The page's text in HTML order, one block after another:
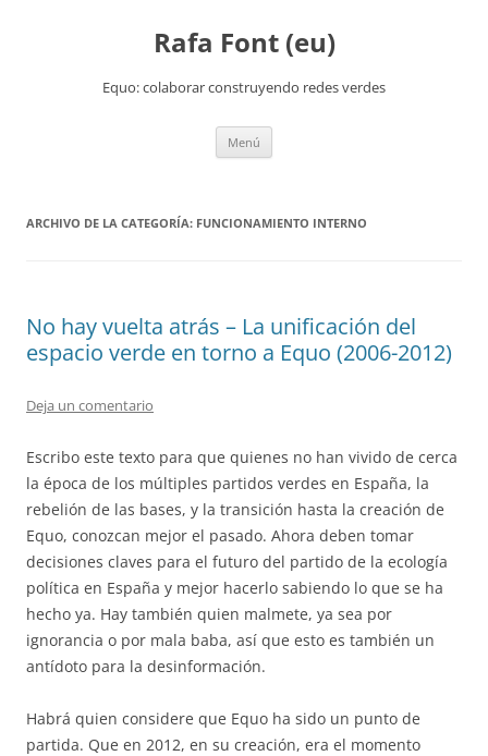
Rafa Font (eu)
Equo: colaborar construyendo redes verdes
Menú
ARCHIVO DE LA CATEGORÍA: FUNCIONAMIENTO INTERNO
No hay vuelta atrás – La unificación del
espacio verde en torno a Equo (2006-2012)
Deja un comentario
Escribo este texto para que quienes no han vivido de cerca
la época de los múltiples partidos verdes en España, la
rebelión de las bases, y la transición hasta la creación de
Equo, conozcan mejor el pasado. Ahora deben tomar
decisiones claves para el futuro del partido de la ecología
política en España y mejor hacerlo sabiendo lo que se ha
hecho ya. Hay también quien malmete, ya sea por
ignorancia o por mala baba, así que esto es también un
antídoto para la desinformación.
Habrá quien considere que Equo ha sido un punto de
partida. Que en 2012, en su creación, era el momento